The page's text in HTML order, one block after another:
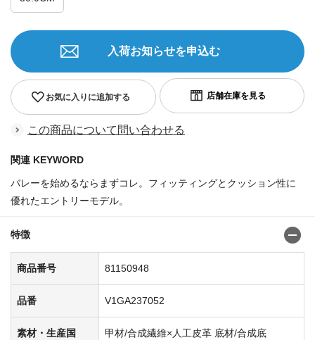
お気に入りに追加する
入荷お知らせを申込む
この商品について問い合わせる
関連 KEYWORD
バレーを始めるならまずコレ。フィッティングとクッション性に
優れたエントリーモデル。
特徴
商品番号 81150948
品番 V1GA237052
素材・生産国
甲材/合成繊維×人工皮革 底材/合成底